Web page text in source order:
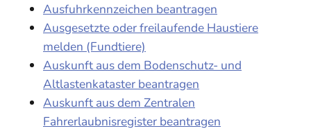
Ausfuhrkennzeichen beantragen
Ausgesetzte oder freilaufende Haustiere
melden (Fundtiere)
Auskunft aus dem Bodenschutz- und
Altlastenkataster beantragen
Auskunft aus dem Zentralen
Fahrerlaubnisregister beantragen